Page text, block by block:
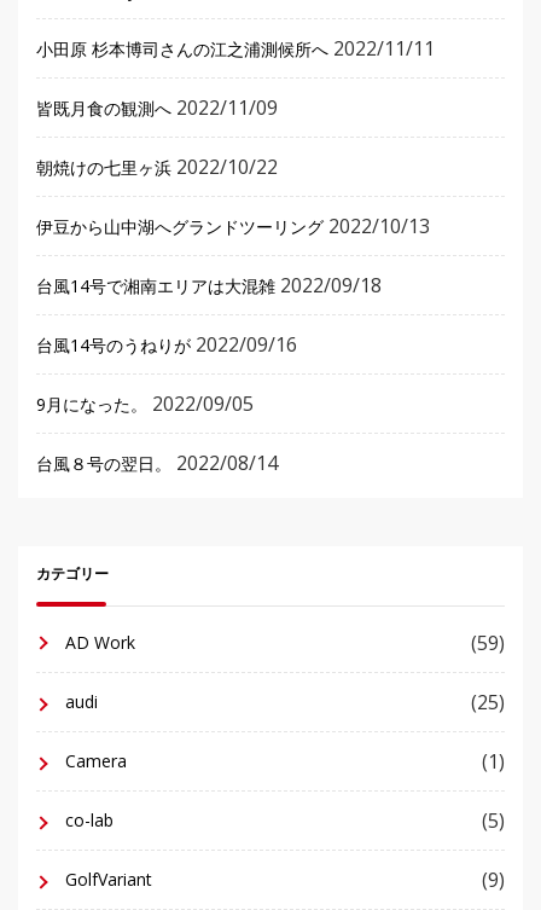
小田原 杉本博司さんの江之浦測候所へ 2022/11/11
皆既月食の観測へ 2022/11/09
朝焼けの七里ヶ浜 2022/10/22
伊豆から山中湖へグランドツーリング 2022/10/13
台風14号で湘南エリアは大混雑 2022/09/18
台風14号のうねりが 2022/09/16
9月になった。 2022/09/05
台風８号の翌日。 2022/08/14
カテゴリー
AD Work (59)
audi (25)
Camera (1)
co-lab (5)
GolfVariant (9)